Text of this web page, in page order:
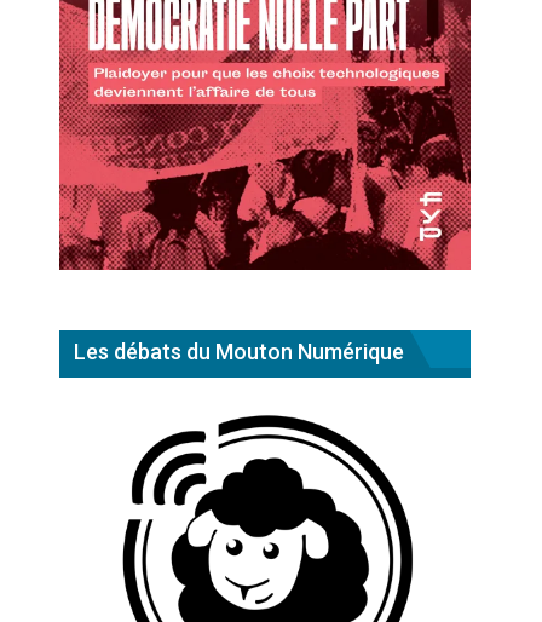
Les débats du Mouton Numérique